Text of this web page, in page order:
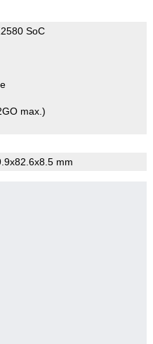
SoC
max.)
, 159.9x82.6x8.5 mm